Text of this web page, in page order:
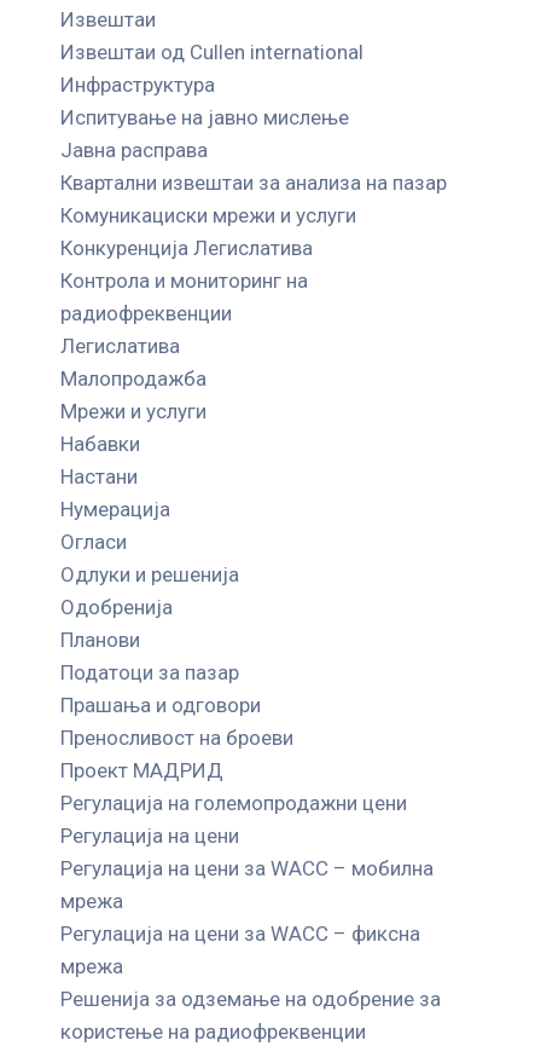
Извештаи
Извештаи од Cullen international
Инфраструктура
Испитување на јавно мислење
Јавна расправа
Квартални извештаи за анализа на пазар
Комуникациски мрежи и услуги
Конкуренција Легислатива
Контрола и мониторинг на
радиофреквенции
Легислатива
Малопродажба
Мрежи и услуги
Набавки
Настани
Нумерација
Огласи
Одлуки и решенија
Одобренија
Планови
Податоци за пазар
Прашања и одговори
Преносливост на броеви
Проект МАДРИД
Регулација на големопродажни цени
Регулација на цени
Регулација на цени за WACC – мобилна
мрежа
Регулација на цени за WACC – фиксна
мрежа
Решенија за одземање на одобрение за
користење на радиофреквенции